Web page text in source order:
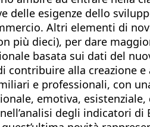
delle esigenze dello
Altri elementi di
più dieci), per dare
basata sui dati del
contribuire alla creazione
e professionali, con
emotiva,
degli indicatori di